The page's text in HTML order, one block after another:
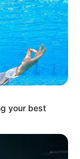
η
του
να
και
your best